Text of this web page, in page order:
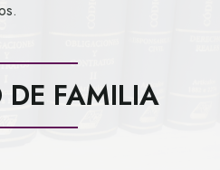
DE FAMILIA